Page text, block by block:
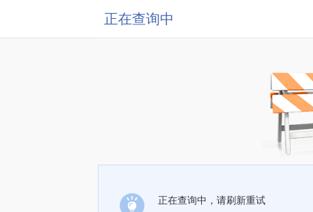
正在查询中
正在查询中，请刷新重试